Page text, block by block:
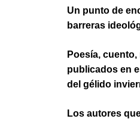
Un punto de
barreras
Poesía,
publicados en
del gélido
Los autores